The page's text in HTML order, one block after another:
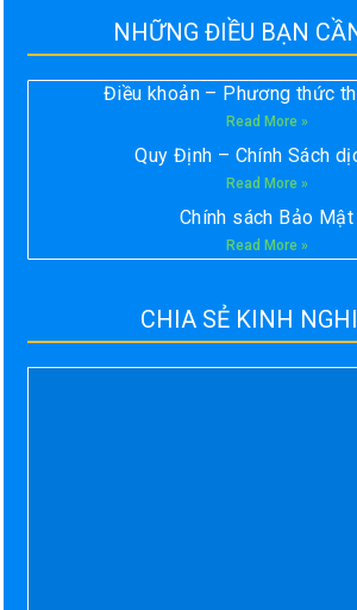
NHỮNG ĐIỀU BẠN
Điều khoản – Phương thức
Read More »
Quy Định – Chính Sách
Read More »
Chính sách Bảo Mật
Read More »
CHIA SẺ KINH